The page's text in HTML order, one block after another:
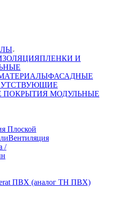
ПЛЕНКИ И
ФАСАДНЫЕ
ПОКРЫТИЯ МОДУЛЬНЫЕ
Плоской
Вентиляция
/
ПВХ (аналог ТН ПВХ)